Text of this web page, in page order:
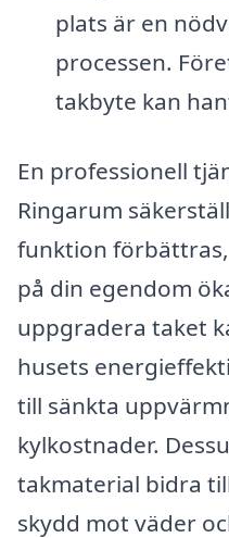
plats är en
processen.
takbyte kan
En professionell
Ringarum
funktion
på din egendom
uppgradera taket
husets
till sänkta
kylkostnader.
takmaterial bidra
skydd mot väder